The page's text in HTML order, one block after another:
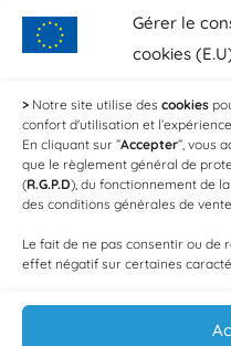
Gérer le
cookies
> Notre site utilise des cookies
confort d'utilisation et
En cliquant sur ”Accepter”, vous
que le règlement général de
(R.G.P.D), du fonctionnement de la
des conditions générales de
Le fait de ne pas consentir ou de
effet négatif sur certaines
Notre choix de
morue Blanquette de
de Lotte au lard Dos
Filet de Bar à la
1